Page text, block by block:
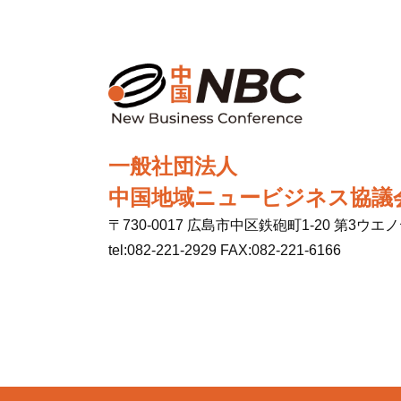
一般社団法人
中国地域ニュービジネス協議
〒730-0017 広島市中区鉄砲町1-20 第3ウエ
tel:082-221-2929 FAX:082-221-6166